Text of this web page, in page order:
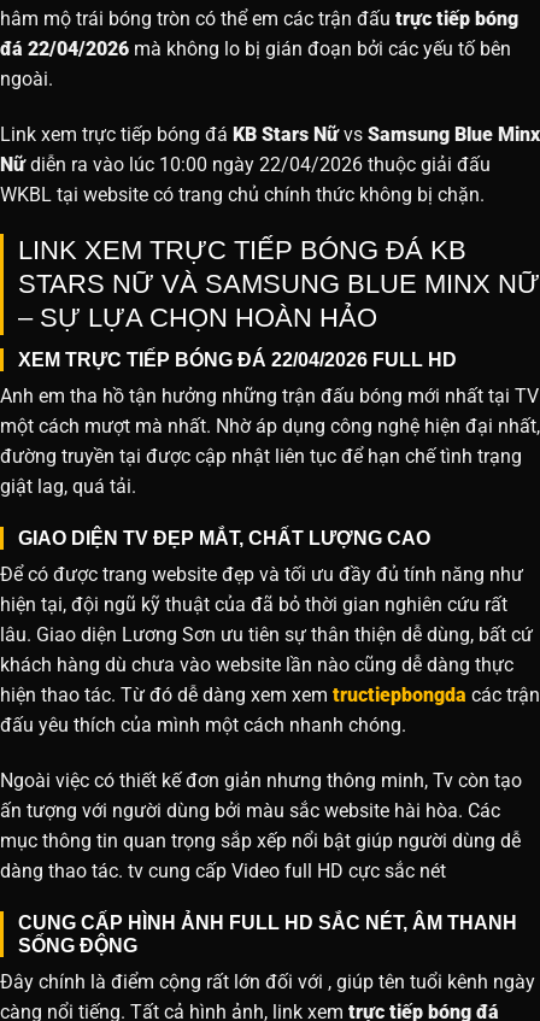
hâm mộ trái bóng tròn có thể em các trận đấu trực tiếp bóng
đá 22/04/2026 mà không lo bị gián đoạn bởi các yếu tố bên
ngoài.
Link xem trực tiếp bóng đá KB Stars Nữvs Samsung Blue Minx
Nữdiễn ra vào lúc 10:00 ngày 22/04/2026 thuộc giải đấu
WKBL tại website có trang chủ chính thức không bị chặn.
LINK XEM TRỰC TIẾP BÓNG ĐÁ KB
STARS NỮ VÀ SAMSUNG BLUE MINX NỮ
– SỰ LỰA CHỌN HOÀN HẢO
XEM TRỰC TIẾP BÓNG ĐÁ 22/04/2026 FULL HD
Anh em tha hồ tận hưởng những trận đấu bóng mới nhất tại TV
một cách mượt mà nhất. Nhờ áp dụng công nghệ hiện đại nhất,
đường truyền tại được cập nhật liên tục để hạn chế tình trạng
giật lag, quá tải.
GIAO DIỆN TV ĐẸP MẮT, CHẤT LƯỢNG CAO
Để có được trang website đẹp và tối ưu đầy đủ tính năng như
hiện tại, đội ngũ kỹ thuật của đã bỏ thời gian nghiên cứu rất
lâu. Giao diện Lương Sơn ưu tiên sự thân thiện dễ dùng, bất cứ
khách hàng dù chưa vào website lần nào cũng dễ dàng thực
hiện thao tác. Từ đó dễ dàng xem xem tructiepbongda các trận
đấu yêu thích của mình một cách nhanh chóng.
Ngoài việc có thiết kế đơn giản nhưng thông minh, Tv còn tạo
ấn tượng với người dùng bởi màu sắc website hài hòa. Các
mục thông tin quan trọng sắp xếp nổi bật giúp người dùng dễ
dàng thao tác. tv cung cấp Video full HD cực sắc nét
CUNG CẤP HÌNH ẢNH FULL HD SẮC NÉT, ÂM THANH
SỐNG ĐỘNG
Đây chính là điểm cộng rất lớn đối với , giúp tên tuổi kênh ngày
càng nổi tiếng. Tất cả hình ảnh, link xem trực tiếp bóng đá